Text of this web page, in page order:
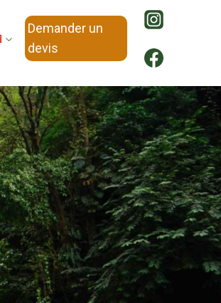
Demander un
devis